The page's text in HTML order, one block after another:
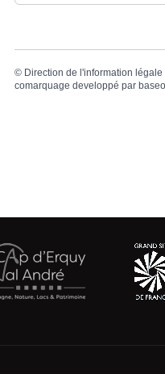
© Direction de l'information
comarquage developpé par